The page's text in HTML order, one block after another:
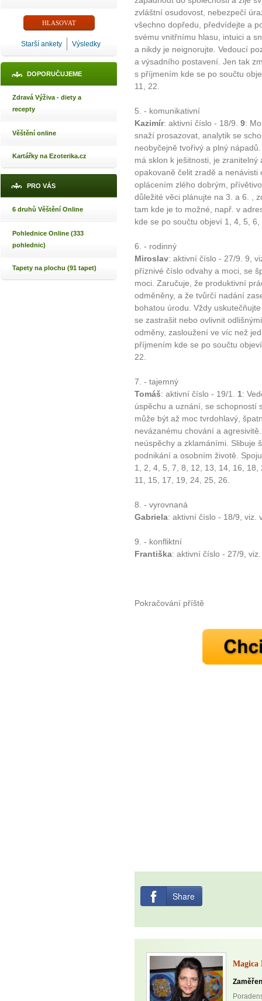
10 tipů
Starší ankety Výsledky
DOPORUČUJEME
Zdravá Výživa - diety a
recepty
Věštění online
Kartářky na Ezoterika.cz
PRO VÁS
6 druhů Věštění Online
Pohlednice Online (333
pohlednic)
Tapety na plochu (91 tapet)
zvláštní osudovost, nebezpečí
všechno dopředu, předvídejte a
svému vnitřnímu hlasu, intuici a
a nikdy je neignorujte. Vedoucí
a výsadního postavení. Jen tak
s příjmením kde se po součtu
11, 22.
5. - komunikativní
Kazimír: aktivní číslo - 18/9. 9:
snaží prosazovat, analytik se
neobyčejně tvořivý a plný
má sklon k ješitnosti, je
opakovaně čelit zradě a
oplácením zlého dobrým,
důležité věci plánujte na 3. a 6. ,
tam kde je to možné, např. v
kde se po součtu objeví 1, 4, 5,
6. - rodinný
Miroslav: aktivní číslo - 27/9. 9,
příznivé číslo odvahy a moci, se
moci. Zaručuje, že produktivní
odměněny, a že tvůrčí nadání
bohatou úrodu. Vždy
se zastrašit nebo ovlivnit
odměny, zasloužení ve víc než
příjmením kde se po součtu
22.
7. - tajemný
Tomáš: aktivní číslo - 19/1. 1:
úspěchu a uznání, se schopností
může být až moc tvrdohlavý,
nevázanému chování a
neúspěchy a zklamáními. Slibuje
podnikání a osobním životě.
1, 2, 4, 5, 7, 8, 12, 13, 14, 16,
11, 15, 17, 19, 24, 25, 26.
8. - vyrovnaná
Gabriela: aktivní číslo - 18/9, viz.
9. - konfliktní
Františka: aktivní číslo - 27/9,
Pokračování příště
Share
Magica